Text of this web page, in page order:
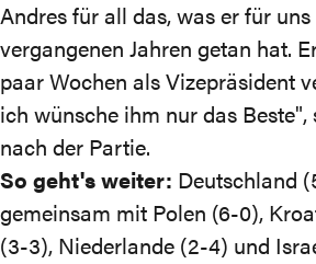
Andres für all das, was er für
vergangenen Jahren getan hat.
paar Wochen als Vizepräsident
ich wünsche ihm nur das
nach der Partie.
So geht's weiter: Deutschland
gemeinsam mit Polen (6-0),
(3-3), Niederlande (2-4) und